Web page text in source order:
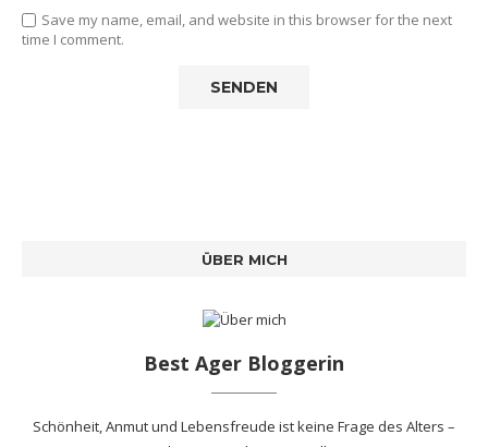
Save my name, email, and website in this browser for the next
time I comment.
ÜBER MICH
Best Ager Bloggerin
Schönheit, Anmut und Lebensfreude ist keine Frage des Alters –